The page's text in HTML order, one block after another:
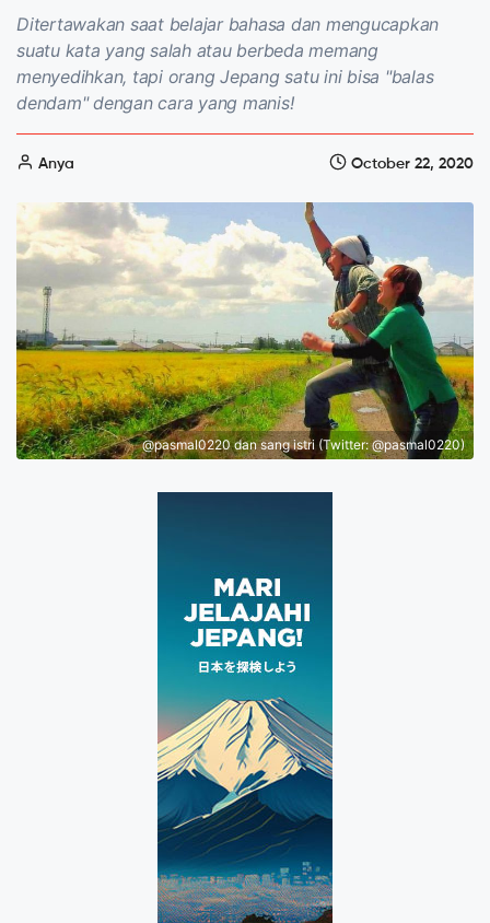
Ditertawakan saat belajar bahasa dan mengucapkan
suatu kata yang salah atau berbeda memang
menyedihkan, tapi orang Jepang satu ini bisa "balas
dendam" dengan cara yang manis!
Anya October 22, 2020
@pasmal0220 dan sang istri (Twitter: @pasmal0220)